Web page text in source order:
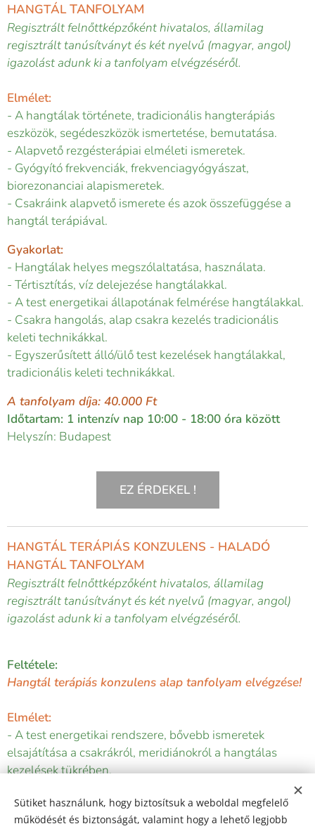
HANGTÁLTANFOLYAM
Regisztrált felnőttképzőként hivatalos, államilag
regisztrált tanúsítványt és két nyelvű (magyar, angol)
igazolást adunk ki a tanfolyam elvégzéséről.
Elmélet:
- A hangtálak története, tradicionális hangterápiás
eszközök, segédeszközök ismertetése, bemutatása.
- Alapvető rezgésterápiai elméleti ismeretek.
- Gyógyító frekvenciák, frekvenciagyógyászat,
biorezonanciai alapismeretek.
- Csakráink alapvető ismerete és azok összefüggése a
hangtál terápiával.
Gyakorlat:
- Hangtálak helyes megszólaltatása, használata.
- Tértisztítás, víz delejezése hangtálakkal.
- A test energetikai állapotának felmérése hangtálakkal.
- Csakra hangolás, alap csakra kezelés tradicionális
keleti technikákkal.
- Egyszerűsített álló/ülő test kezelések hangtálakkal,
tradicionális keleti technikákkal.
A tanfolyam díja: 40.000 Ft
Időtartam: 1 intenzív nap 10:00 - 18:00 óra között
Helyszín: Budapest
EZ ÉRDEKEL !
HANGTÁL TERÁPIÁS KONZULENS - HALADÓ
HANGTÁLTANFOLYAM
Regisztrált felnőttképzőként hivatalos, államilag
regisztrált tanúsítványt és két nyelvű (magyar, angol)
igazolást adunk ki a tanfolyam elvégzéséről.
Feltétele:
Hangtál terápiás konzulens alap tanfolyam elvégzése!
Elmélet:
- A test energetikai rendszere, bővebb ismeretek
elsajátítása a csakrákról, meridiánokról a hangtálas
kezelések tükrében.
harmonizálása és visszajelzései a hangtálas kezelések
során.
Sütiket használunk, hogy biztosítsuk a weboldal megfelelő
működését és biztonságát, valamint hogy a lehető legjobb